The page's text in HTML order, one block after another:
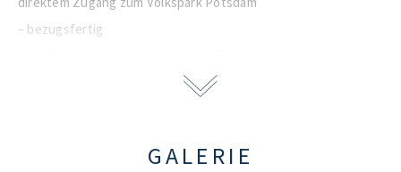
– bezugsfertig
GALERIE